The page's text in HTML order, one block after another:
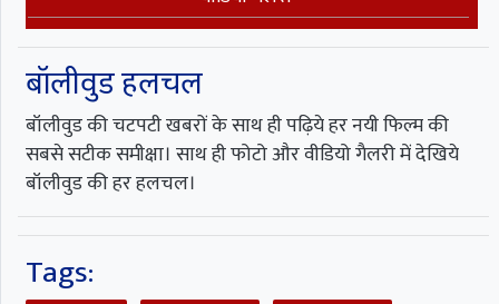
बॉलीवुड हलचल
बॉलीवुड की चटपटी खबरों के साथ ही पढ़िये हर नयी फिल्म की
सबसे सटीक समीक्षा। साथ ही फोटो और वीडियो गैलरी में देखिये
बॉलीवुड की हर हलचल।
Tags: